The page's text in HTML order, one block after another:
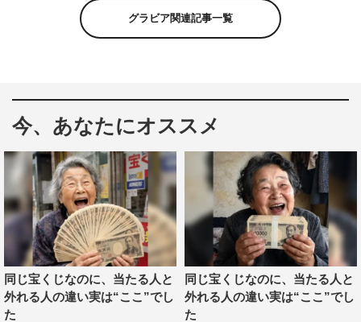
界観が詞を共作したこの楽曲は、スカパラ史上一番高い音
域で作られ、トランペットもバリトンサックスもトロンボ
サックスをクールに演奏する姿が話題となったさかなクン
と一緒にパフォーマンス。さらに番組では、トークコーナ
ーにもさかなクンが登場。学生時代は吹奏楽部だった彼の
音楽ルーツは全てスカパラだったことなど、スカパラ愛あ
ふれたさかなクンのスカパラ談議が展開される。
また、人気3人組ロックバンド「10-FEET」のフロント
マン・TAKUMAとは、「Samurai Dreamers〈サビレルナ
和ヨ〉feat.TAKUMA（10-FEET）」を披露。この曲は
グラビア関連記事一覧
今、あなたにオススメ
同じ宝くじなのに、当たる人と
外れる人の違い実は“ここ”でし
た
同じ宝くじなのに、当たる人と
外れる人の違い実は“ここ”でし
た